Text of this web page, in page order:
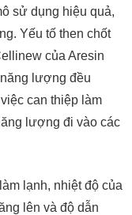
sử dụng hiệu quả,
Yếu tố then chốt
của Aresin
lượng đều
can thiệp làm
lượng đi vào các
lạnh, nhiệt độ của
lên và độ dẫn